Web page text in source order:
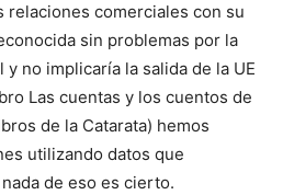
relaciones comerciales con su
sin problemas por la
no implicaría la salida de la UE
Las cuentas y los cuentos de
de la Catarata) hemos
utilizando datos que
de eso es cierto.